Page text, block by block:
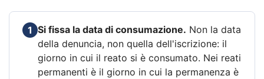
1 Si fissa la data di consumazione. Non la data
della denuncia, non quella dell'iscrizione: il
giorno in cui il reato si è consumato. Nei reati
permanenti è il giorno in cui la permanenza è